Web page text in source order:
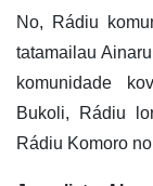
No, Rádiu
tatamailau
komunidade
Bukoli, Rádiu
Rádiu Komoro